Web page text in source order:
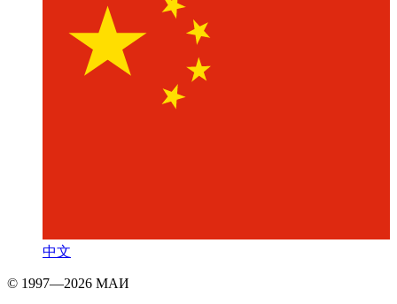
中文
© 1997—2026 МАИ